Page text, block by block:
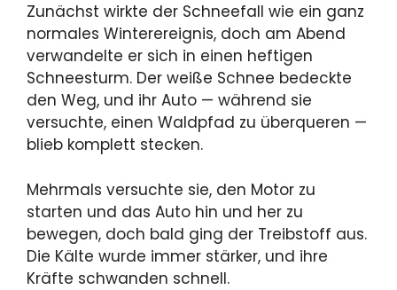
Zunächst wirkte der Schneefall wie ein ganz
normales Winterereignis, doch am Abend
verwandelte er sich in einen heftigen
Schneesturm. Der weiße Schnee bedeckte
den Weg, und ihr Auto — während sie
versuchte, einen Waldpfad zu überqueren —
blieb komplett stecken.
Mehrmals versuchte sie, den Motor zu
starten und das Auto hin und her zu
bewegen, doch bald ging der Treibstoff aus.
Die Kälte wurde immer stärker, und ihre
Kräfte schwanden schnell.